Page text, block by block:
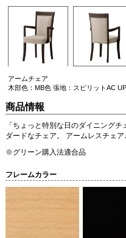
アームチェア
木部色：MB色 張地：スピリットAC
商品情報
「ちょっと特別な日のダイニング
ダードなチェア。 アームレスチェ
※グリーン購入法適合品
フレームカラー